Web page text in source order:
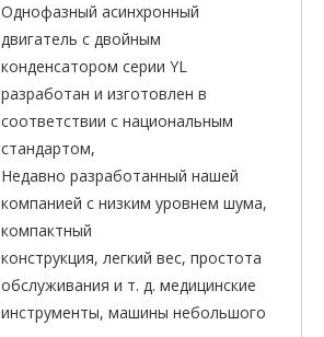
Однофазный асинхронный
двигатель с двойным
конденсатором серии YL
разработан и изготовлен в
соответствии с национальным
стандартом,
Недавно разработанный нашей
компанией с низким уровнем шума,
компактный
конструкция, легкий вес, простота
обслуживания и т. д. медицинские
инструменты, машины небольшого